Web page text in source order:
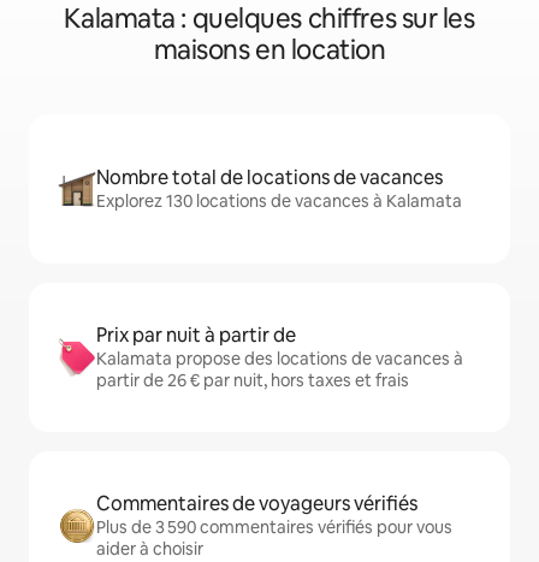
Kalamata : quelques chiffres sur les
maisons en location
Nombre total de locations de vacances
Explorez 130 locations de vacances à Kalamata
Prix par nuit à partir de
Kalamata propose des locations de vacances à
partir de 26 € par nuit, hors taxes et frais
Commentaires de voyageurs vérifiés
Plus de 3 590 commentaires vérifiés pour vous
aider à choisir